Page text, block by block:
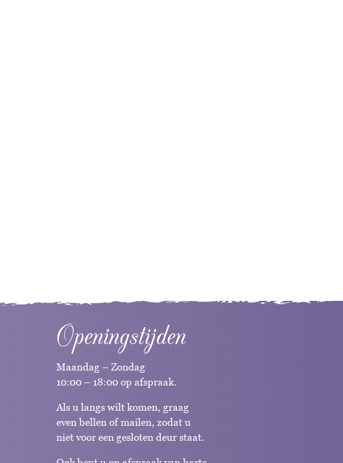
Openingstijden
Maandag – Zondag
10:00 – 18:00 op afspraak.
Als u langs wilt komen, graag
even bellen of mailen, zodat u
niet voor een gesloten deur staat.